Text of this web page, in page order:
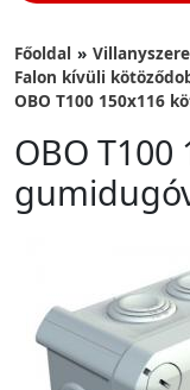
Főoldal
Falon kívüli
OBO T100 150x116
OBO